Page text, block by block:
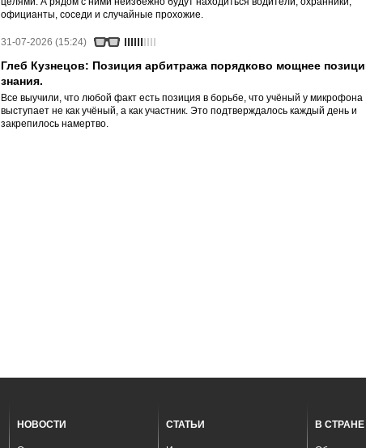
официанты, соседи и случайные прохожие.
31-07-2026 (15:24)
Глеб Кузнецов: Позиция арбитража порядково мощнее
знания.
Все выучили, что любой факт есть позиция в борьбе, что учёный у микрофона
выступает не как учёный, а как участник. Это подтверждалось каждый день и
закрепилось намертво.
НОВОСТИ СТАТЬИ В СТРАНЕ